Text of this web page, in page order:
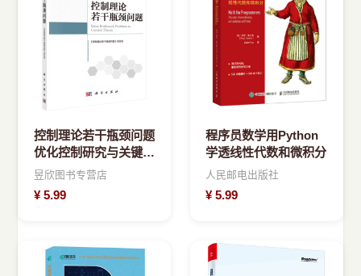
控制理论若干瓶颈问题
优化控制研究与关键问
题分析逻辑控制系统与
分布参数数据驱动自抗
昱欣图书专营店
¥ 5.99
程序员数学用Python
学透线性代数和微积分
人民邮电出版社
¥ 5.99